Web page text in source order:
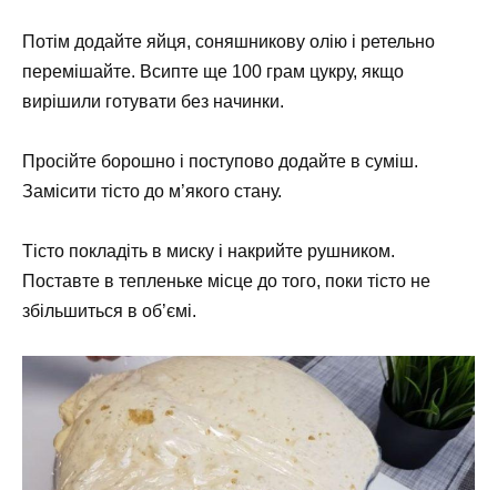
Потім додайте яйця, соняшникову олію і ретельно
перемішайте. Всипте ще 100 грам цукру, якщо
вирішили готувати без начинки.
Просійте борошно і поступово додайте в суміш.
Замісити тісто до м’якого стану.
Тісто покладіть в миску і накрийте рушником.
Поставте в тепленьке місце до того, поки тісто не
збільшиться в об’ємі.